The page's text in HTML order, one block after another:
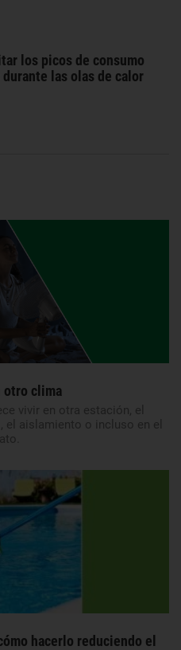
los picos de consumo
las olas de calor
otro clima
vivir en otra estación, el
el aislamiento o incluso en el
hacerlo reduciendo el